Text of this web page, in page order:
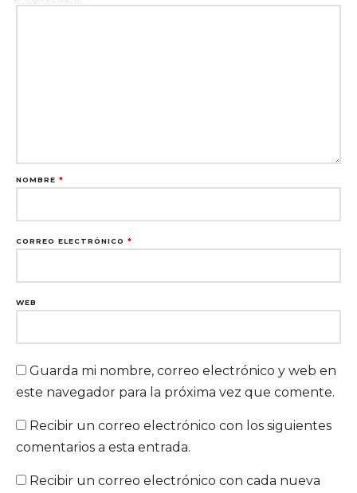
NOMBRE *
CORREO ELECTRÓNICO *
WEB
Guarda mi nombre, correo electrónico y web en
este navegador para la próxima vez que comente.
Recibir un correo electrónico con los siguientes
comentarios a esta entrada.
Recibir un correo electrónico con cada nueva